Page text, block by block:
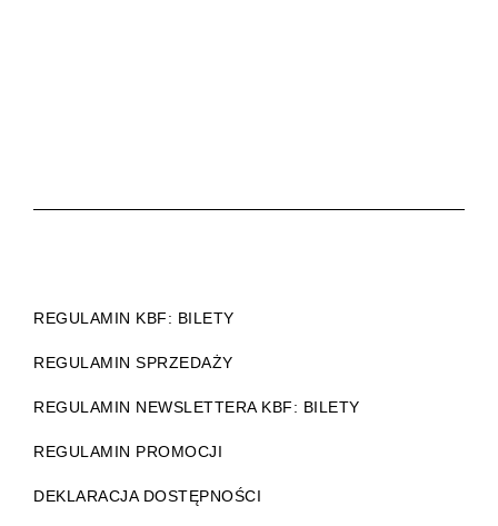
REGULAMIN KBF: BILETY
REGULAMIN SPRZEDAŻY
REGULAMIN NEWSLETTERA KBF: BILETY
REGULAMIN PROMOCJI
DEKLARACJA DOSTĘPNOŚCI